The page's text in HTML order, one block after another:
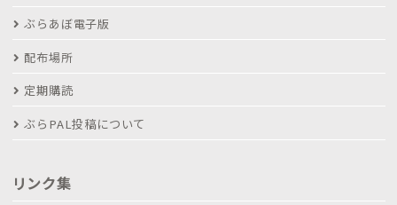
ぶらあぼ電子版
配布場所
定期購読
ぶらPAL投稿について
リンク集